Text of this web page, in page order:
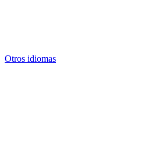
Otros idiomas